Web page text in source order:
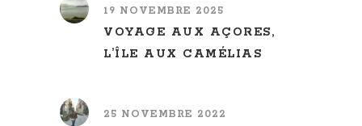
19 NOVEMBRE 2025
VOYAGE AUX AÇORES,
L’ÎLE AUX CAMÉLIAS
25 NOVEMBRE 2022